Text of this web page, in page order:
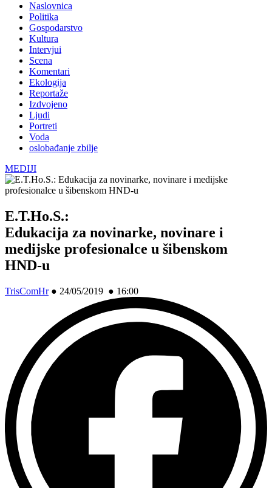
Naslovnica
Politika
Gospodarstvo
Kultura
Intervjui
Scena
Komentari
Ekologija
Reportaže
Izdvojeno
Ljudi
Portreti
Voda
oslobađanje zbilje
MEDIJI
E.T.Ho.S.:
Edukacija za novinarke, novinare i
medijske profesionalce u šibenskom
HND-u
TrisComHr● 24/05/2019 ● 16:00